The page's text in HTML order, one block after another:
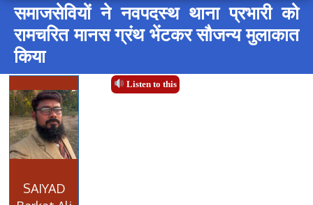
समाजसेवियों ने नवपदस्थ थाना प्रभारी को
रामचरित मानस ग्रंथ भेंटकर सौजन्य मुलाकात
किया
Listen to this
SAIYAD